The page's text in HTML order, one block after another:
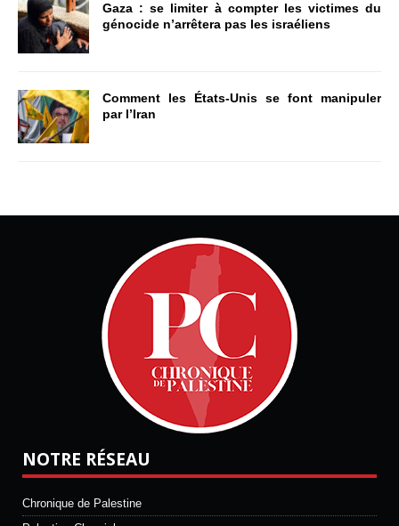
Gaza : se limiter à compter les victimes du
génocide n’arrêtera pas les israéliens
Comment les États-Unis se font manipuler
par l’Iran
NOTRE RÉSEAU
Chronique de Palestine